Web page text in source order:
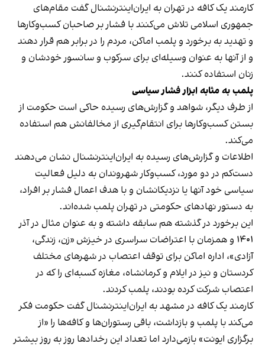
کارمند یک کافه در تهران به ایران‌اینترنشنال گفت مقام‌های
جمهوری اسلامی تلاش می‌کنند با فشار بر صاحبان کسب‌وکارها
و تهدید به برخورد و پلمب اماکن، مردم را در برابر هم قرار دهند
و از آنها به عنوان وسیله‌ای برای سرکوب و سانسور خودشان و
زنان استفاده کنند.
پلمب به مثابه ابزار فشار سیاسی
از طرف دیگر، شواهد و گزارش‌های رسیده حاکی است حکومت از
بستن کسب‌وکارها برای انتقام‌گیری از مخالفانش هم استفاده
می‌کند.
اطلاعات و گزارش‌های رسیده به ایران‌اینترنشنال نشان می‌دهند
دست‌کم در دو مورد، کسب‌وکار شهروندان به دلیل فعالیت
سیاسی خود آنها یا نزدیکانشان و با هدف اعمال فشار بر افراد،
به دستور نهادهای حکومتی در تهران پلمب شده‌اند.
این برخورد در گذشته هم سابقه داشته و به عنوان مثال در آذر
۱۴۰۱ و همزمان با اعتراضات سراسری در خیزش «زن، زندگی،
آزادی»، اداره اماکن برای توقف اعتصاب در شهرهای مختلف
کردستان و نیز در ایلام و کرمانشاه، مغازه کسبه‌ای را که در
اعتصاب شرکت کرده بودند، پلمب کردند.
کارمند یک کافه در مشهد به ایران‌اینترنشنال گفت حکومت فکر
می‌کند با پلمب و بازداشت، باقی رستوران‌ها و کافه‌ها را «از
برگزاری ایونت» بازمی‌دارد اما تعداد این رخدادها روز به روز بیشتر